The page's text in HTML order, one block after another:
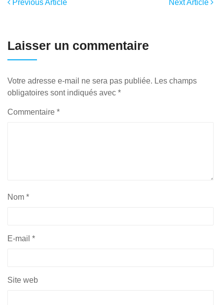
Previous Article Next Article
Laisser un commentaire
Votre adresse e-mail ne sera pas publiée. Les champs
obligatoires sont indiqués avec *
Commentaire *
Nom *
E-mail *
Site web